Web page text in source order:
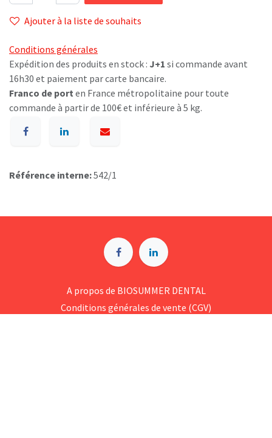
Ajouter à la liste de souhaits
Conditions générales
Expédition des produits en stock : J+1 si commande avant
16h30 et paiement par carte bancaire.
Franco de port en France métropolitaine pour toute
commande à partir de 100€ et inférieure à 5 kg.
Référence interne:542/1
A p​ropos de BIOSUMMER DENTAL
Conditions générales d​e vente (CGV)